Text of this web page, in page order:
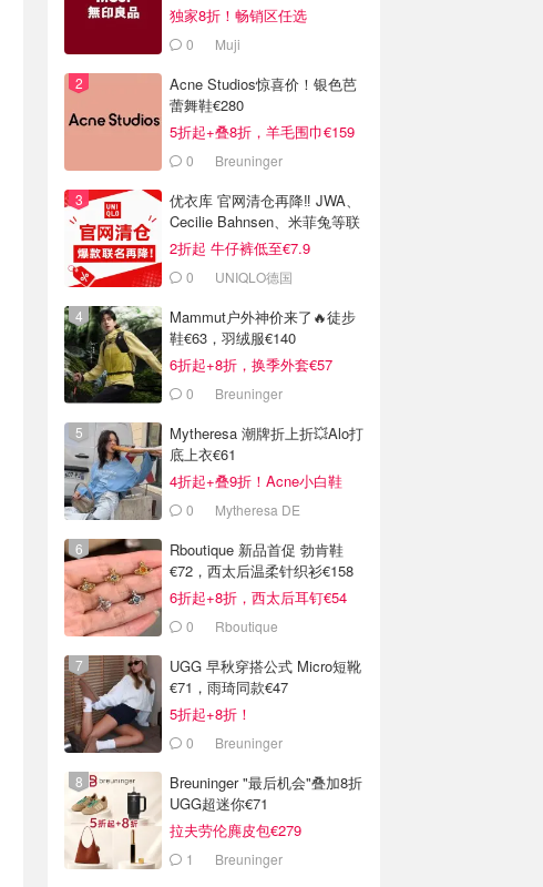
独家8折！畅销区任选
0 Muji
Acne Studios惊喜价！银色芭
蕾舞鞋€280
5折起+叠8折，羊毛围巾€159
0 Breuninger
优衣库 官网清仓再降‼️ JWA、
Cecilie Bahnsen、米菲兔等联
名
2折起 牛仔裤低至€7.9
0 UNIQLO德国
Mammut户外神价来了🔥徒步
鞋€63，羽绒服€140
6折起+8折，换季外套€57
0 Breuninger
Mytheresa 潮牌折上折💥Alo打
底上衣€61
4折起+叠9折！Acne小白鞋
€2640 Mytheresa DE
Rboutique 新品首促 勃肯鞋
€72，西太后温柔针织衫€158
6折起+8折，西太后耳钉€54
0 Rboutique
UGG 早秋穿搭公式 Micro短靴
€71，雨琦同款€47
5折起+8折！
0 Breuninger
Breuninger "最后机会"叠加8折
UGG超迷你€71
拉夫劳伦麂皮包€279
1 Breuninger